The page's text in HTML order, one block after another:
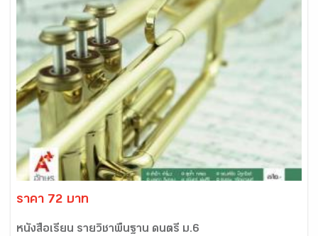
ราคา 72 บาท
หนังสือเรียน รายวิชาพื้นฐาน ดนตรี ม.6